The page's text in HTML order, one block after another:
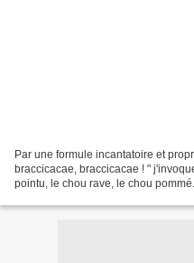
Par une formule incantatoire et
braccicacae, braccicacae ! "
pointu, le chou rave, le chou